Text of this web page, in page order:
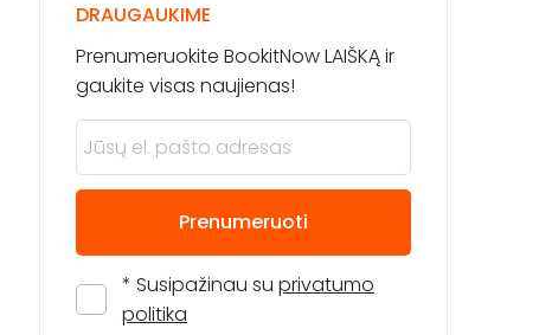
DRAUGAUKIME
Prenumeruokite BookitNow LAIŠKĄ ir
gaukite visas naujienas!
Prenumeruoti
* Susipažinau su privatumo
politika